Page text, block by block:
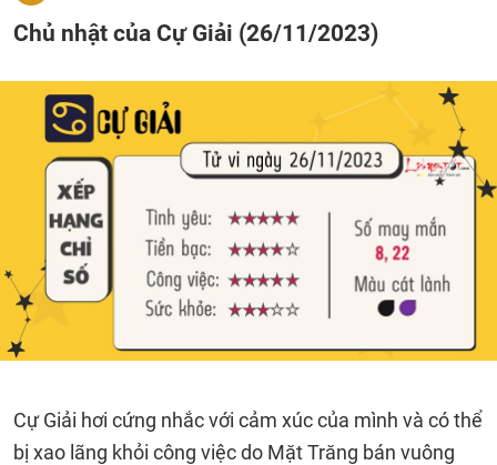
Chủ nhật của Cự Giải (26/11/2023)
Cự Giải hơi cứng nhắc với cảm xúc của mình và có thể
bị xao lãng khỏi công việc do Mặt Trăng bán vuông